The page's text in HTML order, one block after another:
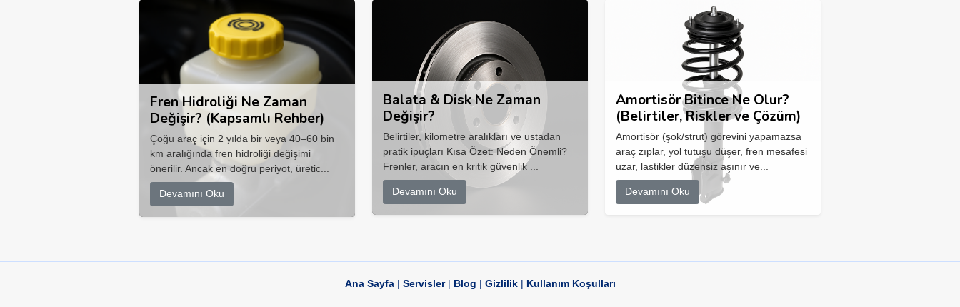
Fren Hidroliği Ne Zaman
Değişir? (Kapsamlı Rehber)
Çoğu araç için 2 yılda bir veya 40–60 bin
km aralığında fren hidroliği değişimi
önerilir. Ancak en doğru periyot, üretic...
Devamını Oku
Balata & Disk Ne Zaman
Değişir?
Belirtiler, kilometre aralıkları ve ustadan
pratik ipuçları Kısa Özet: Neden Önemli?
Frenler, aracın en kritik güvenlik ...
Devamını Oku
Amortisör Bitince Ne Olur?
(Belirtiler, Riskler ve Çözüm)
Amortisör (şok/strut) görevini yapamazsa
araç zıplar, yol tutuşu düşer, fren mesafesi
uzar, lastikler düzensiz aşınır ve...
Devamını Oku
Ana Sayfa| Servisler| Blog | Gizlilik| Kullanım Koşulları